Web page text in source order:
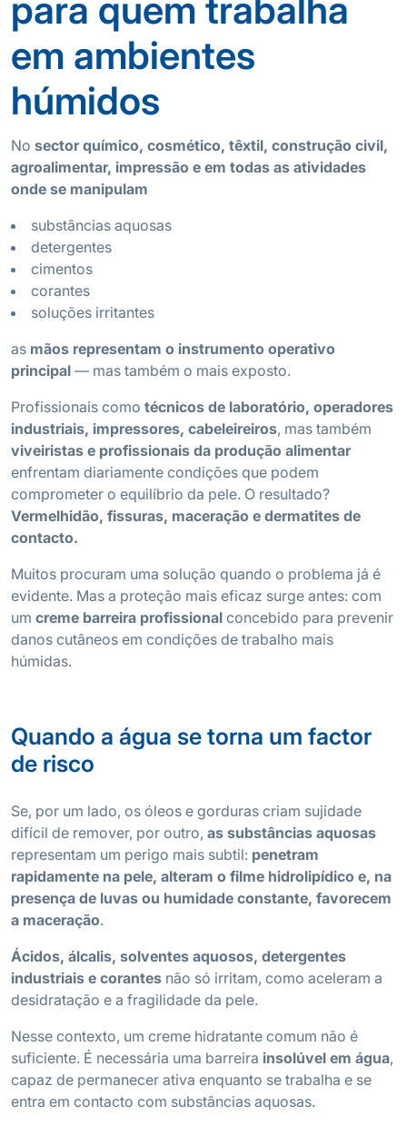
em ambientes
húmidos
No sector químico, cosmético, têxtil, construção civil,
agroalimentar, impressão e em todas as atividades
onde se manipulam
substâncias aquosas
detergentes
cimentos
corantes
soluções irritantes
as mãos representam o instrumento operativo
principal — mas também o mais exposto.
Profissionais como técnicos de laboratório, operadores
industriais, impressores, cabeleireiros, mas também
viveiristas e profissionais da produção alimentar
enfrentam diariamente condições que podem
comprometer o equilíbrio da pele. O resultado?
Vermelhidão, fissuras, maceração e dermatites de
contacto.
Muitos procuram uma solução quando o problema já é
evidente. Mas a proteção mais eficaz surge antes: com
um creme barreira profissional concebido para prevenir
danos cutâneos em condições de trabalho mais
húmidas.
Quando a água se torna um factor
de risco
Se, por um lado, os óleos e gorduras criam sujidade
difícil de remover, por outro, as substâncias aquosas
representam um perigo mais subtil: penetram
rapidamente na pele, alteram o filme hidrolipídico e, na
presença de luvas ou humidade constante, favorecem
a maceração.
Ácidos, álcalis, solventes aquosos, detergentes
industriais e corantes não só irritam, como aceleram a
desidratação e a fragilidade da pele.
Nesse contexto, um creme hidratante comum não é
suficiente. É necessária uma barreira insolúvel em água,
capaz de permanecer ativa enquanto se trabalha e se
entra em contacto com substâncias aquosas.